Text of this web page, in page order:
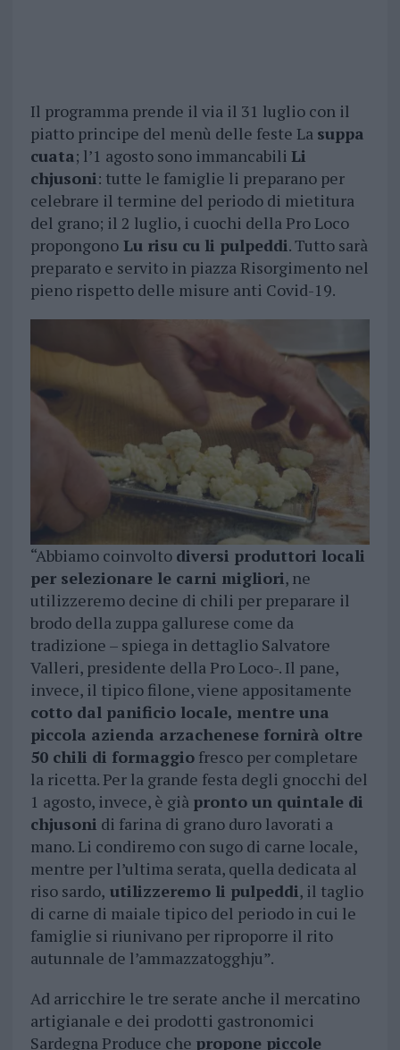
Il programma prende il via il 31 luglio con il
piatto principe del menù delle feste La suppa
cuata; l’1 agosto sono immancabili Li
chjusoni: tutte le famiglie li preparano per
celebrare il termine del periodo di mietitura
del grano; il 2 luglio, i cuochi della Pro Loco
propongonoLu risu cu li pulpeddi. Tutto sarà
preparato e servito in piazza Risorgimento nel
pieno rispetto delle misure anti Covid-19.
“Abbiamo coinvolto diversi produttori locali
per selezionare le carni migliori, ne
utilizzeremo decine di chili per preparare il
brodo della zuppa gallurese come da
tradizione – spiega in dettaglio Salvatore
Valleri, presidente della Pro Loco-. Il pane,
invece, il tipico filone, viene appositamente
cotto dal panificio locale, mentre una
piccola azienda arzachenese fornirà oltre
50 chili di formaggiofresco per completare
la ricetta. Per la grande festa degli gnocchi del
1 agosto, invece, è già pronto un quintale di
chjusoni di farina di grano duro lavorati a
mano. Li condiremo con sugo di carne locale,
mentre per l’ultima serata, quella dedicata al
riso sardo, utilizzeremo li pulpeddi, il taglio
di carne di maiale tipico del periodo in cui le
famiglie si riunivano per riproporre il rito
autunnale de l’ammazzatogghju”.
Ad arricchire le tre serate anche il mercatino
artigianale e dei prodotti gastronomici
Sardegna Produce che propone piccole